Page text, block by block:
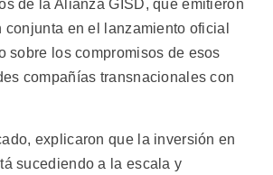
de la Alianza GISD, que emitieron
conjunta en el lanzamiento oficial
sobre los compromisos de esos
compañías transnacionales con
explicaron que la inversión en
sucediendo a la escala y